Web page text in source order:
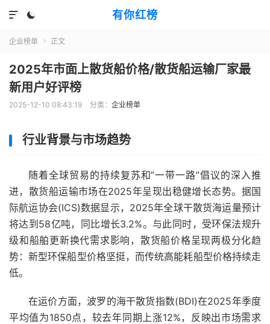
有你红榜


企业榜单  正文
2025年市面上散货船价格/散货船运输厂家最
新用户好评榜
2025-12-10 08:43:19 分类： 企业榜单
行业背景与市场趋势
随着全球贸易的持续复苏和”一带一路”倡议的深入推
进，散货船运输市场在2025年呈现出稳健增长态势。据国
际航运协会(ICS)数据显示，2025年全球干散货海运量预计
将达到58亿吨，同比增长3.2%。与此同时，受环保法规升
级和船舶更新换代需求影响，散货船价格呈现两极分化趋
势：新型环保船型价格坚挺，而传统高能耗船型价格持续走
低。
在运价方面，波罗的海干散货指数(BDI)在2025年季度
平均值为1850点，较去年同期上涨12%，反映出市场需求